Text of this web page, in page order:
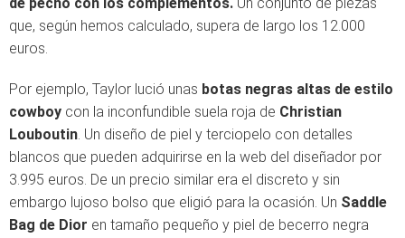
que, según hemos calculado, supera de largo los 12.000
euros.
Por ejemplo, Taylor lució unas botas negras altas de estilo
cowboy con la inconfundible suela roja de Christian
Louboutin. Un diseño de piel y terciopelo con detalles
blancos que pueden adquirirse en la web del diseñador por
3.995 euros. De un precio similar era el discreto y sin
embargo lujoso bolso que eligió para la ocasión. Un Saddle
Bag de Dior en tamaño pequeño y piel de becerro negra